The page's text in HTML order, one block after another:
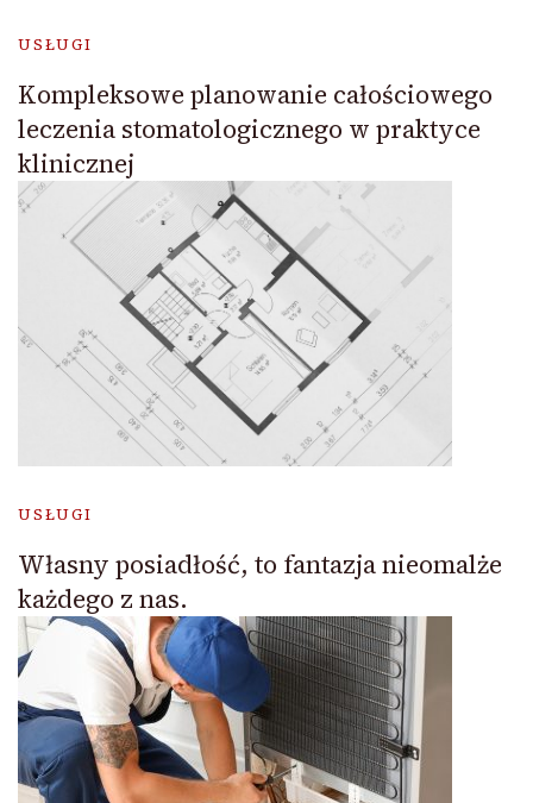
USŁUGI
Kompleksowe planowanie całościowego
leczenia stomatologicznego w praktyce
klinicznej
USŁUGI
Własny posiadłość, to fantazja nieomalże
każdego z nas.